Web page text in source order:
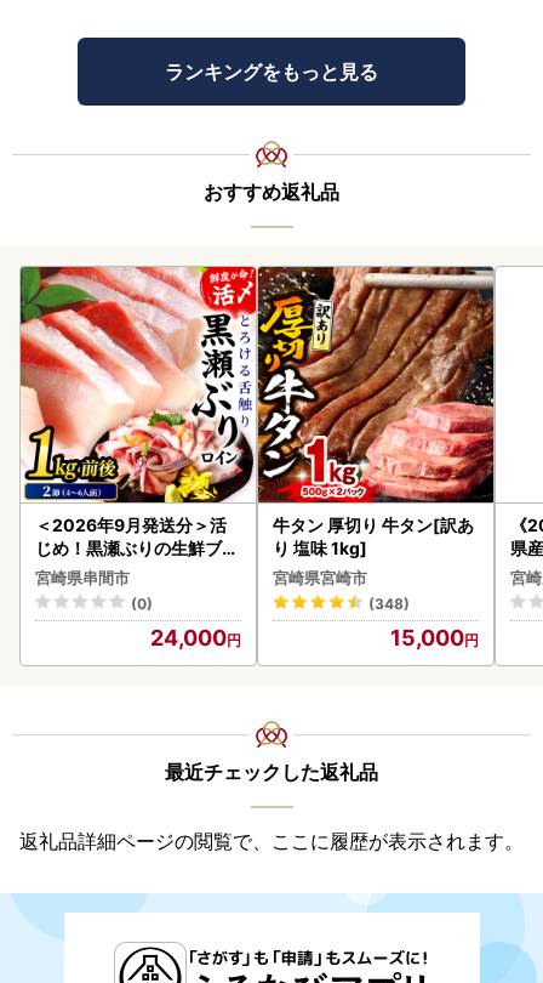
※繁忙期につきましては、お届け時間をご指定いただいても
時間が前後する場合がございます。
１：成形（陶土で形を作る工程です。大きく分けて、ろくろ
成形と鋳込み成形の2種類があります。成形し乾燥させた
後、約900度の素焼き窯で焼き上げ、強度と吸水性を高めま
３：施釉（磁器の表面にガラスの光沢を与えるために釉薬を
かけます。）
４：本焼（本焼き窯で約1300度の高温で焼き上げます。）
５：上絵付（焼成後の釉薬の上に色絵具で文様を描きま
す。）
６：上絵付焼成（赤絵窯に入れて約800度で焼き上げます。
釉薬の上に色絵具が焼き付いて完成します。完成した作品
は、成形直後の素地よりも15%ほど縮みます。）
【クール便のお届けにつきまして】
※一部の離島や諸島地域には、冷凍・冷蔵のお品をお届けで
きません。ご了承ください。
※佐川急便で発送いたします。
【ご注文前にご確認ください】
返礼品のお届け時期は、商品の「配送」情報をご覧くださ
い。特に記載がないお品については、入金確認後2～3週間
前後となります。欠品時はさらに遅れる場合もございます。
・申込の際にはお礼の品の受取希望の時間帯をご入力くださ
い。
（ご希望いただいた時間帯に配達できない地域がございま
ランキングをもっと見る
おすすめ返礼品
＜2026年9月発送分＞活
じめ！黒瀬ぶりの生鮮ブリ
ロイン2節（1.0kg前後）_
K001-012-2609
宮崎県串間市
(0)
24,000
牛タン 厚切り 牛タン[訳あ
り 塩味 1kg]
宮崎県宮崎市
(348)
15,000
《
県
セ
宮
最近チェックした返礼品
返礼品詳細ページの閲覧で、ここに履歴が表示されます。